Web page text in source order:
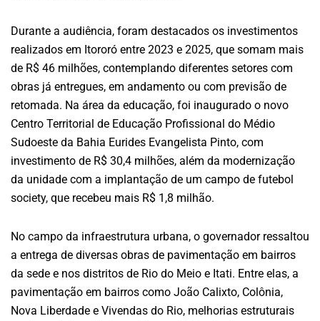
Durante a audiência, foram destacados os investimentos
realizados em Itororó entre 2023 e 2025, que somam mais
de R$ 46 milhões, contemplando diferentes setores com
obras já entregues, em andamento ou com previsão de
retomada. Na área da educação, foi inaugurado o novo
Centro Territorial de Educação Profissional do Médio
Sudoeste da Bahia Eurides Evangelista Pinto, com
investimento de R$ 30,4 milhões, além da modernização
da unidade com a implantação de um campo de futebol
society, que recebeu mais R$ 1,8 milhão.
No campo da infraestrutura urbana, o governador ressaltou
a entrega de diversas obras de pavimentação em bairros
da sede e nos distritos de Rio do Meio e Itati. Entre elas, a
pavimentação em bairros como João Calixto, Colônia,
Nova Liberdade e Vivendas do Rio, melhorias estruturais